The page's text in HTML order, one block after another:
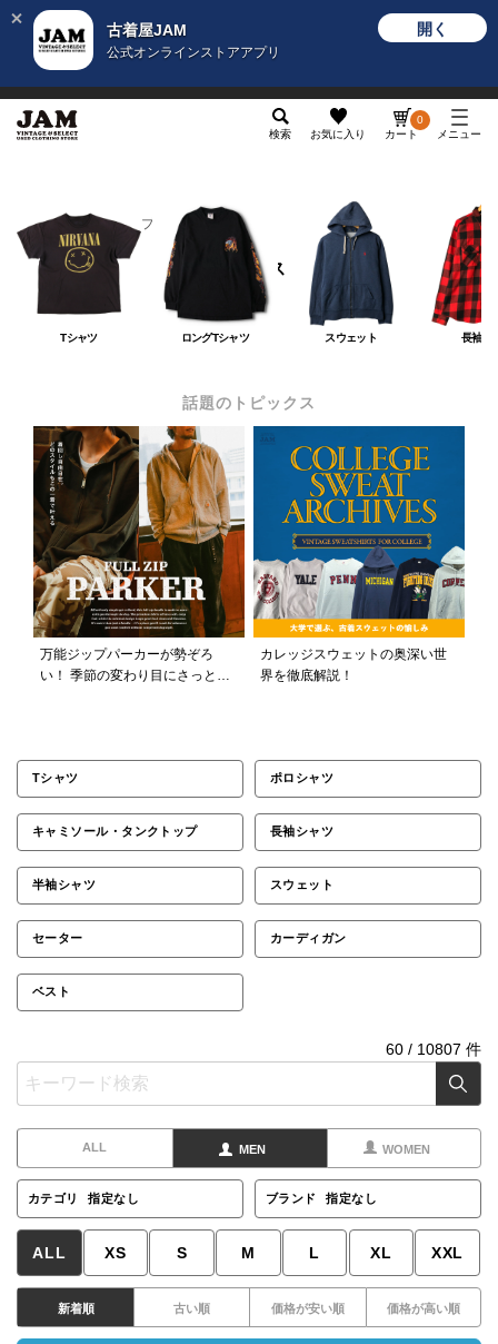
古着屋JAM
公式オンラインストアアプリ
開く
検索 お気に入り カート
0
メニュー
メンズ トップス
トップス
Tシャツ ロングTシャツ スウェット 長袖シ
話題のトピックス
万能ジップパーカーが勢ぞろ
い！ 季節の変わり目にさっと羽
カレッジスウェットの奥深い世
界を徹底解説！
Tシャツ ポロシャツ
キャミソール・タンクトップ 長袖シャツ
半袖シャツ スウェット
セーター カーディガン
ベスト
60 / 10807 件
ALL MEN WOMEN
カテゴリ 指定なし ブランド 指定なし
ALL XS S M L XL XXL
新着順 古い順 価格が安い順 価格が高い順